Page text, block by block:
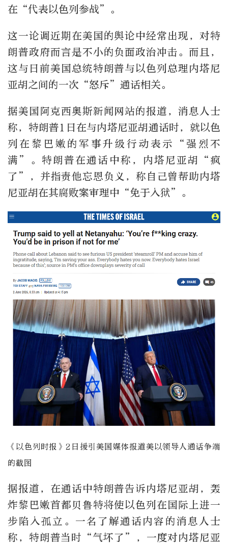
在“代表以色列参战”。
这一论调近期在美国的舆论中经常出现，对特
朗普政府而言是不小的负面政治冲击。而且，
这与日前美国总统特朗普与以色列总理内塔尼
亚胡之间的一次“怒斥”通话相关。
据美国阿克西奥斯新闻网站的报道，消息人士
称，特朗普1日在与内塔尼亚胡通话时，就以色
列在黎巴嫩的军事升级行动表示“强烈不
满”。特朗普在通话中称，内塔尼亚胡“疯
了”，并指责他忘恩负义，称自己曾帮助内塔
尼亚胡在其腐败案审理中“免于入狱”。
《以色列时报》2日援引美国媒体报道美以领导人通话争端
的截图
据报道，在通话中特朗普告诉内塔尼亚胡，轰
炸黎巴嫩首都贝鲁特将使以色列在国际上进一
步陷入孤立。一名了解通话内容的消息人士
称，特朗普当时“气坏了”，一度对内塔尼亚